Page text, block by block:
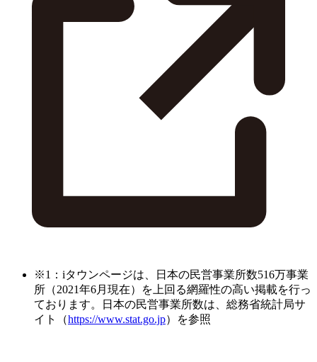
※1：iタウンページは、日本の民営事業所数516万事業
所（2021年6月現在）を上回る網羅性の高い掲載を行っ
ております。日本の民営事業所数は、総務省統計局サ
イト（https://www.stat.go.jp）を参照